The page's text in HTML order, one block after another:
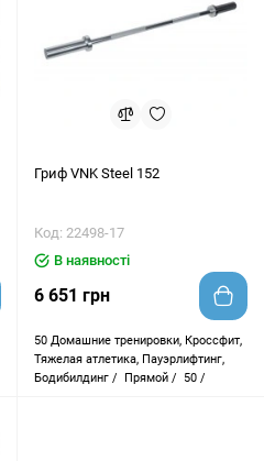
Гриф VNK Steel 152
Код: 22498-17
В наявності
6 651 грн
50 Домашние тренировки, Кроссфит,
Тяжелая атлетика, Пауэрлифтинг,
Бодибилдинг /
Прямой / 50 /